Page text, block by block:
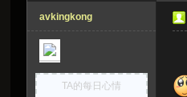
avkingkong
TA的每日心情